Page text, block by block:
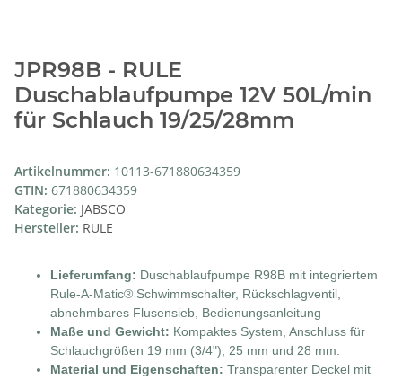
JPR98B - RULE
Duschablaufpumpe 12V 50L/min
für Schlauch 19/25/28mm
Artikelnummer: 10113-671880634359
GTIN: 671880634359
Kategorie: JABSCO
Hersteller: RULE
Lieferumfang: Duschablaufpumpe R98B mit integriertem
Rule-A-Matic® Schwimmschalter, Rückschlagventil,
abnehmbares Flusensieb, Bedienungsanleitung
Maße und Gewicht: Kompaktes System, Anschluss für
Schlauchgrößen 19 mm (3/4"), 25 mm und 28 mm.
Material und Eigenschaften: Transparenter Deckel mit